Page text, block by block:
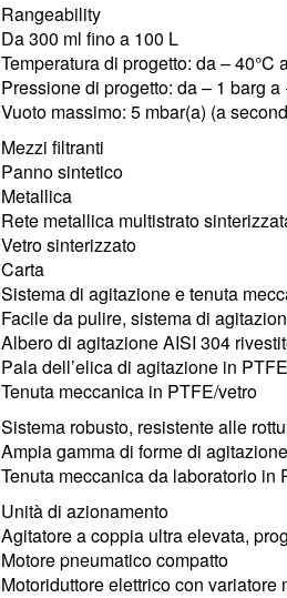
Rangeability
Da 300 ml fino a 100 L
Temperatura di progetto: da – 40°C
Pressione di progetto: da – 1 barg a
Vuoto massimo: 5 mbar(a) (a
Mezzi filtranti
Panno sintetico
Metallica
Rete metallica multistrato
Vetro sinterizzato
Carta
Sistema di agitazione e tenuta
Facile da pulire, sistema di
Albero di agitazione AISI 304
Pala dell’elica di agitazione in PTFE
Tenuta meccanica in PTFE/vetro
Sistema robusto, resistente alle
Ampia gamma di forme di
Tenuta meccanica da laboratorio
Unità di azionamento
Agitatore a coppia ultra elevata,
Motore pneumatico compatto
Motoriduttore elettrico con variatore